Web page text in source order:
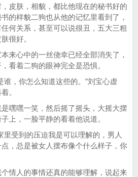
皮肤，相貌，都比他现在的秘书好的
的样貌二狗也从他的记忆里看到了，
何关系，甚至可以说很丑，五大三粗
很好。
来心中的一丝侥幸已经全部消失了，
看着二狗的眼神完全是恐惧。
谁，你怎么知道这些的。”刘宝心虚
。
嘿嘿一笑，然后摇了摇头，大摇大摆
上，一脸平静的看着他说道。
里受到的压迫我是可以理解的，男人
，总是被女人摆布像个什么样子，你
情人的事情还真的能够理解，说起来